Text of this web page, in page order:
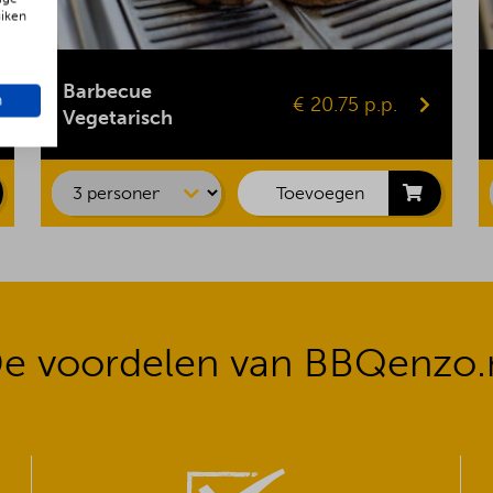
Barbecue
Vegetarisch
€ 20.75 p.p.
Vegaburger
Groentespies
Portobello
Toevoegen
voordelen van